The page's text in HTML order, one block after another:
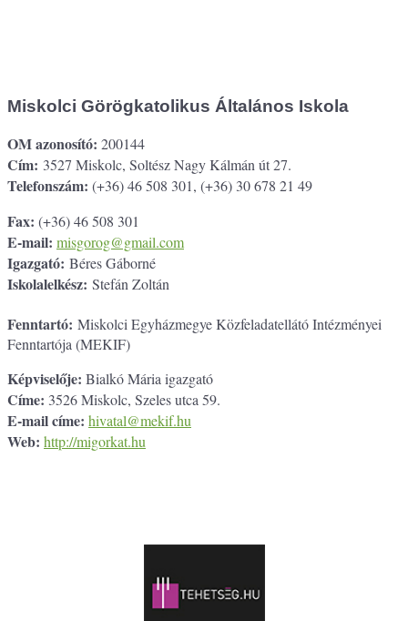
Miskolci Görögkatolikus Általános Iskola
OM azonosító: 200144
Cím: 3527 Miskolc, Soltész Nagy Kálmán út 27.
Telefonszám: (+36) 46 508 301, (+36) 30 678 21 49
Fax: (+36) 46 508 301
E-mail: misgorog@gmail.com
Igazgató: Béres Gáborné
Iskolalelkész: Stefán Zoltán
Fenntartó: Miskolci Egyházmegye Közfeladatellátó Intézményei
Fenntartója (MEKIF)
Képviselője: Bialkó Mária igazgató
Címe: 3526 Miskolc, Szeles utca 59.
E-mail címe: hivatal@mekif.hu
Web: http://migorkat.hu